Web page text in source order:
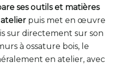
ses outils et matières
puis met en œuvre
sur directement sur son
à ossature bois, le
en atelier, avec